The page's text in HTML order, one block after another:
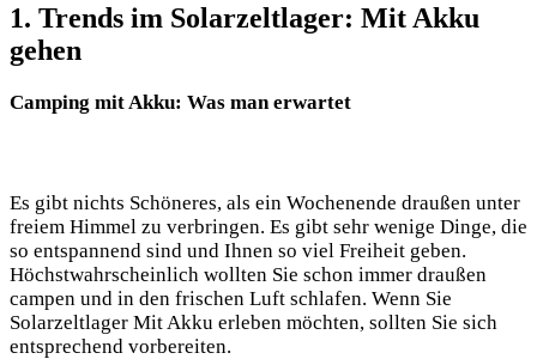
1. Trends im Solarzeltlager: Mit Akku
gehen
Camping mit Akku: Was man erwartet
Es gibt nichts ‌Schöneres, als ein ⁣Wochenende draußen‌ unter
freiem⁢ Himmel zu verbringen. Es gibt ‍sehr⁢ wenige Dinge,‌ die⁣
so entspannend sind und Ihnen⁢ so viel ⁢Freiheit geben.
Höchstwahrscheinlich wollten Sie schon immer draußen
campen und in ​den ⁣frischen‍ Luft‌ schlafen. ⁣Wenn Sie
Solarzeltlager ⁤Mit⁣ Akku erleben möchten, sollten Sie sich
entsprechend vorbereiten.